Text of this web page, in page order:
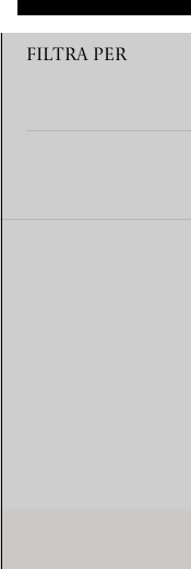
FILTRA PER